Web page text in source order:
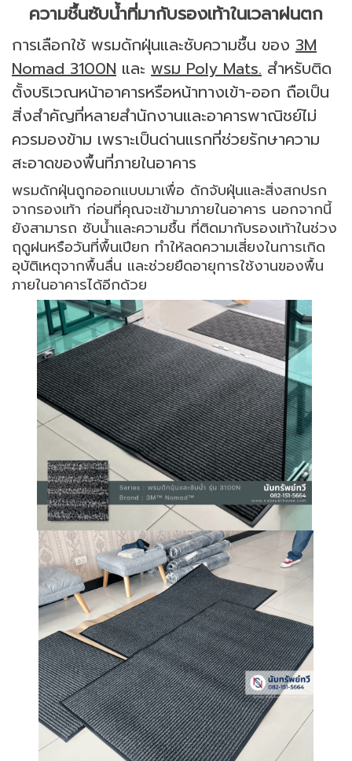
ความชื้นซับน้ำที่มากับรองเท้าในเวลาฝนตก
การเลือกใช้ พรมดักฝุ่นและซับความชื้น ของ 3M
Nomad 3100N และ พรม Poly Mats. สำหรับติด
ตั้งบริเวณหน้าอาคารหรือหน้าทางเข้า-ออก ถือเป็น
สิ่งสำคัญที่หลายสำนักงานและอาคารพาณิชย์ไม่
ควรมองข้าม เพราะเป็นด่านแรกที่ช่วยรักษาความ
สะอาดของพื้นที่ภายในอาคาร
พรมดักฝุ่นถูกออกแบบมาเพื่อ ดักจับฝุ่นและสิ่งสกปรก
จากรองเท้า ก่อนที่คุณจะเข้ามาภายในอาคาร นอกจากนี้
ยังสามารถ ซับน้ำและความชื้น ที่ติดมากับรองเท้าในช่วง
ฤดูฝนหรือวันที่พื้นเปียก ทำให้ลดความเสี่ยงในการเกิด
อุบัติเหตุจากพื้นลื่น และช่วยยืดอายุการใช้งานของพื้น
ภายในอาคารได้อีกด้วย